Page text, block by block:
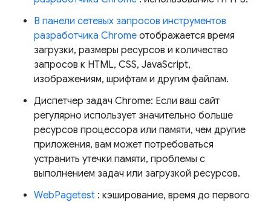
В панели сетевых запросов инструментов
разработчика Chrome отображается время
загрузки, размеры ресурсов и количество
запросов к HTML, CSS, JavaScript,
изображениям, шрифтам и другим файлам.
Диспетчер задач Chrome: Если ваш сайт
регулярно использует значительно больше
ресурсов процессора или памяти, чем другие
приложения, вам может потребоваться
устранить утечки памяти, проблемы с
выполнением задач или загрузкой ресурсов.
WebPagetest : кэширование, время до первого